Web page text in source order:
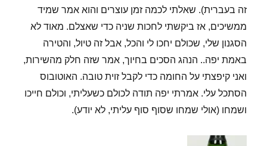
זה בעברית). שאלתי לכמה זמן עוצרים והוא אמר שמיד
ממשיכים, אז ביקשתי לחכות שניה כדי שאצלם. מאוד לא
הסגנון שלי, שכולם יחכו לי והכל, אבל זה טיול, והטירה
באמת יפה.. הנהג הסכים בחיוך, אמר שזה חלק מהשירות,
ואני קיפצתי על החומה כדי לקבל זוית טובה. האוטובוס
הסתכל עלי. אמרתי יפה תודה לכולם כשעליתי, וכולם חייכו
ושמחו (אולי שמחו שסוף סוף עליתי, לא יודע).